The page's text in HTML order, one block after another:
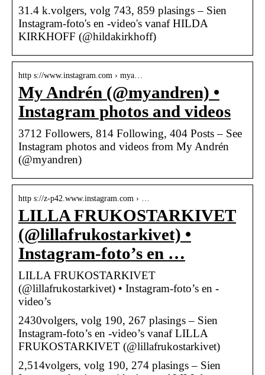
31.4 k.volgers, volg 743, 859 plasings – Sien
Instagram-foto's en -video's vanaf HILDA
KIRKHOFF (@hildakirkhoff)
http s://www.instagram.com › mya…
My Andrén (@myandren) •
Instagram photos and videos
3712 Followers, 814 Following, 404 Posts – See
Instagram photos and videos from My Andrén
(@myandren)
http s://z-p42.www.instagram.com › …
LILLA FRUKOSTARKIVET
(@lillafrukostarkivet) •
Instagram-foto’s en …
LILLA FRUKOSTARKIVET
(@lillafrukostarkivet) • Instagram-foto’s en -
video’s
2430volgers, volg 190, 267 plasings – Sien
Instagram-foto’s en -video’s vanaf LILLA
FRUKOSTARKIVET (@lillafrukostarkivet)
2,514volgers, volg 190, 274 plasings – Sien